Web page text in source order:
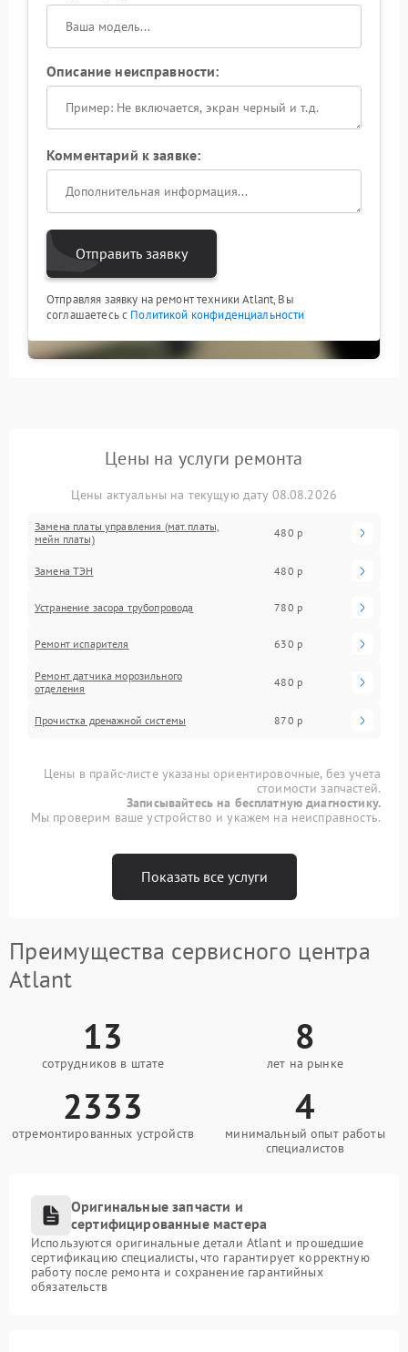
Описание неисправности:
Комментарий к заявке:
Отправить заявку
Отправляя заявку на ремонт техники Atlant, Вы
соглашаетесь с Политикой конфиденциальности
Цены на услуги ремонта
Цены актуальны на текущую дату 08.08.2026
Замена платы управления (мат.платы,
мейн платы)
480 р
Замена ТЭН 480 р
Устранение засора трубопровода 780 р
Ремонт испарителя 630 р
Ремонт датчика морозильного
отделения
480 р
Прочистка дренажной системы 870 р
Цены в прайс-листе указаны ориентировочные, без учета
стоимости запчастей.
Записывайтесь на бесплатную диагностику.
Мы проверим ваше устройство и укажем на неисправность.
Показать все услуги
Преимущества сервисного центра
Atlant
13
сотрудников в штате
8
лет на рынке
2333
отремонтированных устройств
4
минимальный опыт работы
специалистов
Оригинальные запчасти и
сертифицированные мастера
Используются оригинальные детали Atlant и прошедшие
сертификацию специалисты, что гарантирует корректную
работу после ремонта и сохранение гарантийных
обязательств